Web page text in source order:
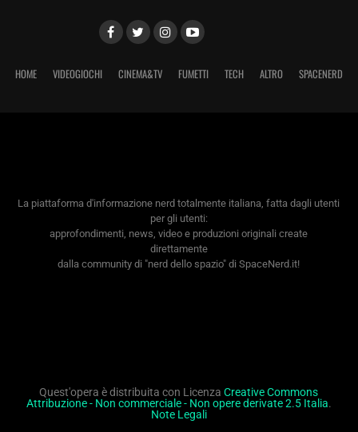
HOME VIDEOGIOCHI CINEMA&TV FUMETTI TECH ALTRO SPACENERD
La piattaforma d'informazione nerd totalmente italiana, fatta dagli utenti
per gli utenti:
approfondimenti, news, video e produzioni originali create
direttamente
dalla community di "nerd dello spazio" di SpaceNerd.it!
Quest'opera è distribuita con LicenzaCreative Commons
Attribuzione - Non commerciale - Non opere derivate 2.5 Italia.
Note Legali